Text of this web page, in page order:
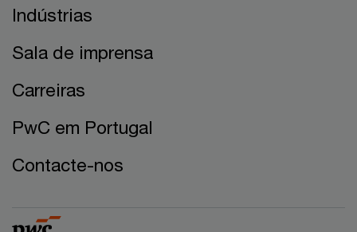
Indústrias
Sala de imprensa
Carreiras
PwC em Portugal
Contacte-nos